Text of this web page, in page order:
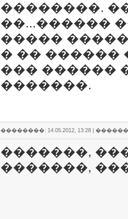
��������.
��...������
�����
� �� ������
��� ������
�������.
��������: 14.05.2012, 13:28 |
�������,
�������,